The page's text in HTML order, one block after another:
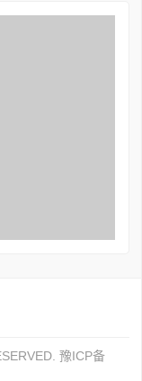
豫ICP备